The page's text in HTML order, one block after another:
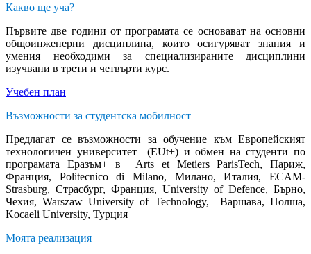
Какво ще уча?
Първите две години от програмата се основават на основни
общоинженерни дисциплина, които осигуряват знания и
умения необходими за специализираните дисциплини
изучвани в трети и четвърти курс.
Учебен план
Възможности за студентска мобилност
Предлагат се възможности за обучение към Европейският
технологичен университет (EUt+) и обмен на студенти по
програмата Еразъм+ в Arts et Metiers ParisTech, Париж,
Франция, Politecnico di Milano, Милано, Италия, ECAM-
Strasburg, Страсбург, Франция, University of Defence, Бърно,
Чехия, Warszaw University of Technology, Варшава, Полша,
Koсaeli University, Турция
Моята реализация